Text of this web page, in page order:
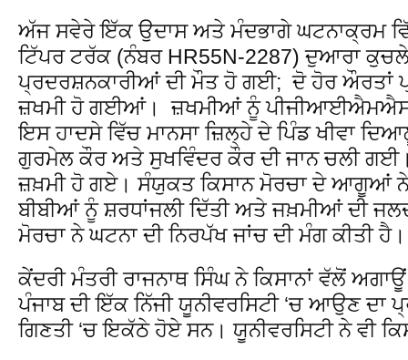
ਅੱਜ ਸਵੇਰੇ ਇੱਕ ਉਦਾਸ ਅਤੇ ਮੰਦਭਾਗੇ ਘਟਨਾਕ੍ਰਮ
ਟਿੱਪਰ ਟਰੱਕ (ਨੰਬਰ HR55N-2287) ਦੁਆਰਾ
ਪ੍ਰਦਰਸ਼ਨਕਾਰੀਆਂ ਦੀ ਮੌਤ ਹੋ ਗਈ; ਦੋ ਹੋਰ ਔਰਤਾਂ
ਜ਼ਖਮੀ ਹੋ ਗਈਆਂ। ਜ਼ਖਮੀਆਂ ਨੂੰ
ਇਸ ਹਾਦਸੇ ਵਿੱਚ ਮਾਨਸਾ ਜ਼ਿਲ੍ਹੇ ਦੇ ਪਿੰਡ ਖੀਵਾ
ਗੁਰਮੇਲ ਕੌਰ ਅਤੇ ਸੁਖਵਿੰਦਰ ਕੌਰ ਦੀ ਜਾਨ ਚਲੀ
ਜ਼ਖ਼ਮੀ ਹੋ ਗਏ। ਸੰਯੁਕਤ ਕਿਸਾਨ ਮੋਰਚਾ ਦੇ ਆਗੂਆਂ ਨੇ
ਬੀਬੀਆਂ ਨੂੰ ਸ਼ਰਧਾਂਜਲੀ ਦਿੱਤੀ ਅਤੇ ਜਖ਼ਮੀਆਂ ਦੀ
ਮੋਰਚਾ ਨੇ ਘਟਨਾ ਦੀ ਨਿਰਪੱਖ ਜਾਂਚ ਦੀ ਮੰਗ ਕੀਤੀ ਹੈ।
ਕੇਂਦਰੀ ਮੰਤਰੀ ਰਾਜਨਾਥ ਸਿੰਘ ਨੇ ਕਿਸਾਨਾਂ ਵੱਲੋਂ ਅਗਾਊਂ
ਪੰਜਾਬ ਦੀ ਇੱਕ ਨਿੱਜੀ ਯੂਨੀਵਰਸਿਟੀ ‘ਚ ਆਉਣ ਦਾ
ਗਿਣਤੀ ‘ਚ ਇਕੱਠੇ ਹੋਏ ਸਨ। ਯੂਨੀਵਰਸਿਟੀ ਨੇ ਵੀ